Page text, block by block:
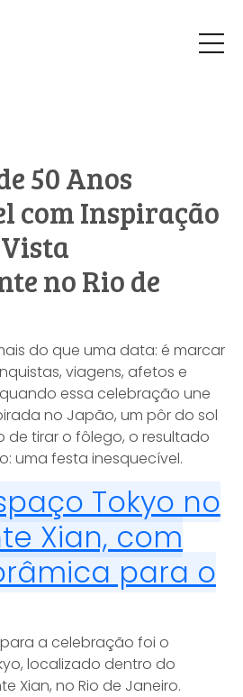
50 Anos
com Inspiração
no Rio de
do que uma data: é marcar
viagens, afetos e
essa celebração une
no Japão, um pôr do sol
de tirar o fôlego, o resultado
uma festa inesquecível.
Tokyo no
Xian, com
para o
a celebração foi o
localizado dentro do
Xian, no Rio de Janeiro.